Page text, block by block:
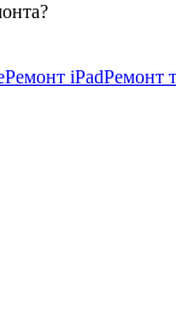
Ремонт iPadРемонт